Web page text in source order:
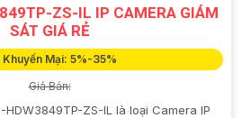
ZS-IL IP CAMERA GIÁM
SÁT GIÁ RẺ
Khuyến Mại: 5%-35%
Giá Bán:
ZS-IL là loại Camera IP